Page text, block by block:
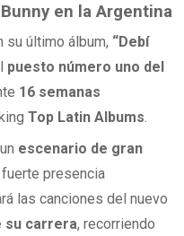
en la Argentina
su último álbum, “Debí
puesto número uno del
16 semanas
Top Latin Albums
escenario de gran
presencia
las canciones del nuevo
su carrera, recorriendo